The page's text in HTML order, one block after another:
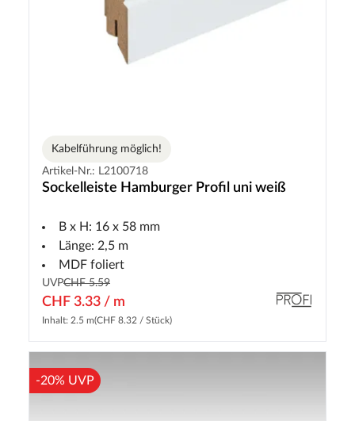
Kabelführung möglich!
Artikel-Nr.: L2100718
Sockelleiste Hamburger Profil uni weiß
B x H: 16 x 58 mm
Länge: 2,5 m
MDF foliert
UVPCHF 5.59
CHF 3.33 / m
Inhalt: 2.5 m(CHF 8.32 / Stück)
-20% UVP